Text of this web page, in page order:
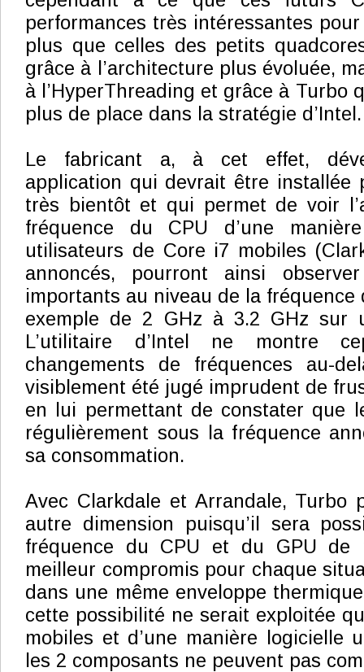
performances très intéressantes pour
plus que celles des petits
grâce à l’architecture plus évoluée,
à l’HyperThreading et grâce à Turbo
plus de place dans la stratégie d’Intel.
Le fabricant a, à cet effet,
application qui devrait être installée
très bientôt et qui permet de voir
fréquence du CPU d’une
utilisateurs de Core i7 mobiles
annoncés, pourront ainsi
importants au niveau de la
exemple de 2 GHz à 3.2 GHz sur
L’utilitaire d’Intel ne montre
changements de fréquences au-
visiblement été jugé imprudent de
en lui permettant de constater que
régulièrement sous la fréquence
sa consommation.
Avec Clarkdale et Arrandale, Turbo
autre dimension puisqu’il sera
fréquence du CPU et du GPU de
meilleur compromis pour chaque
dans une même enveloppe
cette possibilité ne serait exploitée
mobiles et d’une manière logicielle
les 2 composants ne peuvent pas